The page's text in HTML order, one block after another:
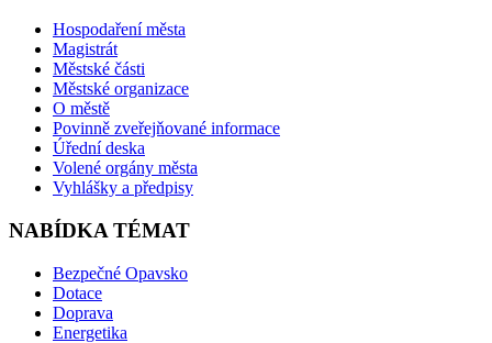
Hospodaření města
Magistrát
Městské části
Městské organizace
O městě
Povinně zveřejňované informace
Úřední deska
Volené orgány města
Vyhlášky a předpisy
NABÍDKA TÉMAT
Bezpečné Opavsko
Dotace
Doprava
Energetika